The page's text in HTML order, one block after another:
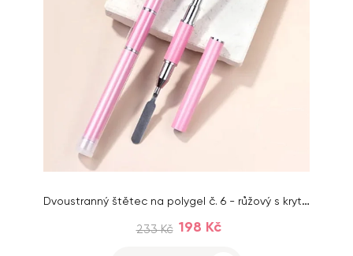
Dvoustranný štětec na polygel č. 6 - růžový s krytem
233 Kč 198 Kč